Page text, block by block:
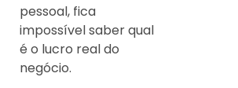
pessoal, fica
impossível saber qual
é o lucro real do
negócio.